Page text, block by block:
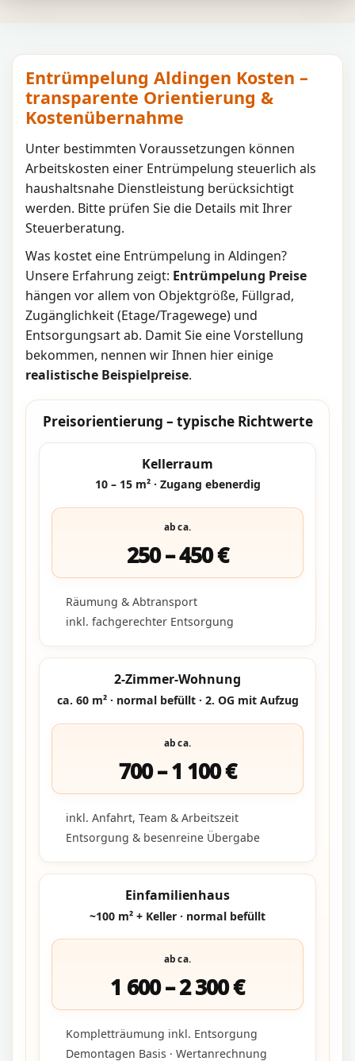
Entrümpelung Aldingen Kosten –
transparente Orientierung &
Kostenübernahme
Unter bestimmten Voraussetzungen können
Arbeitskosten einer Entrümpelung steuerlich als
haushaltsnahe Dienstleistung berücksichtigt
werden. Bitte prüfen Sie die Details mit Ihrer
Steuerberatung.
Was kostet eine Entrümpelung in Aldingen?
Unsere Erfahrung zeigt: Entrümpelung Preise
hängen vor allem von Objektgröße, Füllgrad,
Zugänglichkeit (Etage/Tragewege) und
Entsorgungsart ab. Damit Sie eine Vorstellung
bekommen, nennen wir Ihnen hier einige
realistische Beispielpreise.
Preisorientierung – typische Richtwerte
Kellerraum
10 – 15 m² · Zugang ebenerdig
ab ca.
250 – 450 €
Räumung & Abtransport
inkl. fachgerechter Entsorgung
2-Zimmer-Wohnung
ca. 60 m² · normal befüllt · 2. OG mit Aufzug
ab ca.
700 – 1 100 €
inkl. Anfahrt, Team & Arbeitszeit
Entsorgung & besenreine Übergabe
Einfamilienhaus
~100 m² + Keller · normal befüllt
ab ca.
1 600 – 2 300 €
Kompletträumung inkl. Entsorgung
Demontagen Basis · Wertanrechnung